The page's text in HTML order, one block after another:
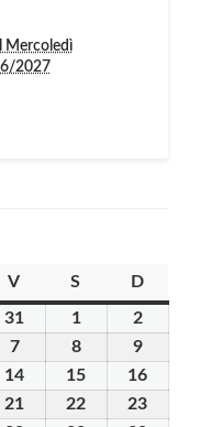
Mercoledì
2027
V venerdì
S sabatoD
31 11
Agosto
2026
22
Agosto
2026
77
Agosto
2026
88
Agosto
2026
99
Agosto
2026
14
Agosto
15
Agosto
16
21 22 23